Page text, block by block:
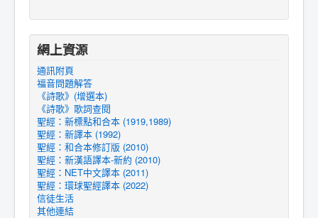
網上資源
通訊附頁
福音問題解答
《詩歌》(增選本)
《詩歌》歌詞查閱
聖經：新標點和合本 (1919,1989)
聖經：新譯本 (1992)
聖經：和合本修訂版 (2010)
聖經：新漢語譯本-新約 (2010)
聖經：NET中文譯本 (2011)
聖經：環球聖經譯本 (2022)
信徒生活
其他連結